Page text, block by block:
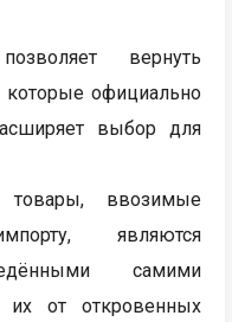
вернуть
официально
выбор для
ввозимые
являются
самими
от откровенных